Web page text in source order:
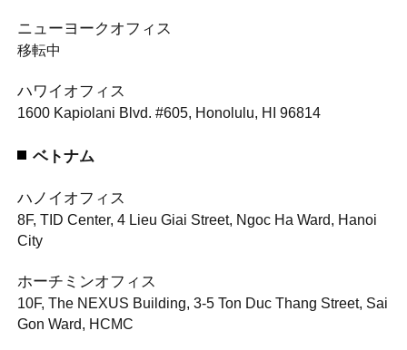
ニューヨークオフィス
移転中
ハワイオフィス
1600 Kapiolani Blvd. #605, Honolulu, HI 96814
ベトナム
ハノイオフィス
8F, TID Center, 4 Lieu Giai Street, Ngoc Ha Ward, Hanoi
City
ホーチミンオフィス
10F, The NEXUS Building, 3-5 Ton Duc Thang Street, Sai
Gon Ward, HCMC